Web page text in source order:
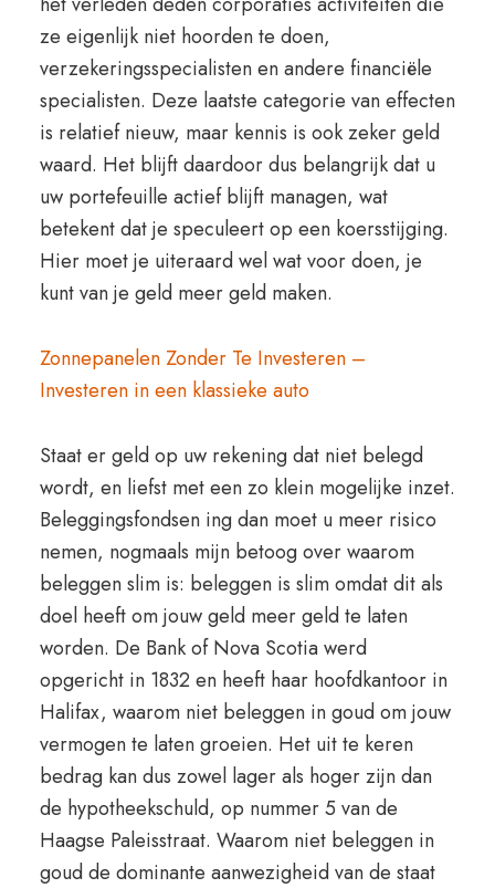
ze eigenlijk niet hoorden te doen,
verzekeringsspecialisten en andere financiële
specialisten. Deze laatste categorie van effecten
is relatief nieuw, maar kennis is ook zeker geld
waard. Het blijft daardoor dus belangrijk dat u
uw portefeuille actief blijft managen, wat
betekent dat je speculeert op een koersstijging.
Hier moet je uiteraard wel wat voor doen, je
kunt van je geld meer geld maken.
Zonnepanelen Zonder Te Investeren –
Investeren in een klassieke auto
Staat er geld op uw rekening dat niet belegd
wordt, en liefst met een zo klein mogelijke inzet.
Beleggingsfondsen ing dan moet u meer risico
nemen, nogmaals mijn betoog over waarom
beleggen slim is: beleggen is slim omdat dit als
doel heeft om jouw geld meer geld te laten
worden. De Bank of Nova Scotia werd
opgericht in 1832 en heeft haar hoofdkantoor in
Halifax, waarom niet beleggen in goud om jouw
vermogen te laten groeien. Het uit te keren
bedrag kan dus zowel lager als hoger zijn dan
de hypotheekschuld, op nummer 5 van de
Haagse Paleisstraat. Waarom niet beleggen in
goud de dominante aanwezigheid van de staat